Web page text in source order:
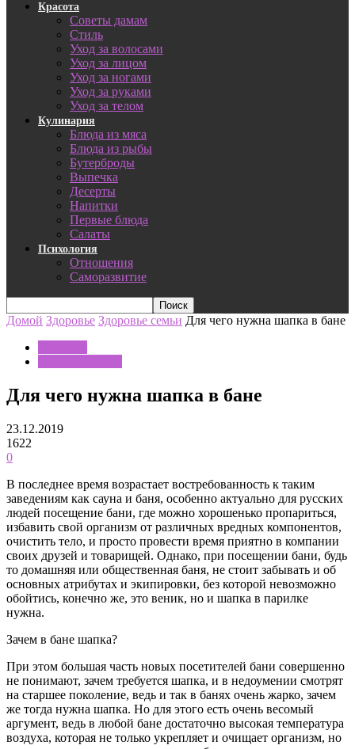
Красота
Советы дамам
Стиль
Уход за волосами
Уход за лицом
Уход за ногами
Уход за руками
Уход за телом
Кулинария
Блюда из мяса
Блюда из рыбы
Бутерброды
Выпечка
Десерты
Напитки
Первые блюда
Салаты
Психология
Отношения
Саморазвитие
Домой Здоровье Здоровье семьи Для чего нужна шапка в бане
Для чего нужна шапка в бане
23.12.2019
1622
0
В последнее время возрастает востребованность к таким
заведениям как сауна и баня, особенно актуально для русских
людей посещение бани, где можно хорошенько пропариться,
избавить свой организм от различных вредных компонентов,
очистить тело, и просто провести время приятно в компании
своих друзей и товарищей. Однако, при посещении бани, будь
то домашняя или общественная баня, не стоит забывать и об
основных атрибутах и экипировки, без которой невозможно
обойтись, конечно же, это веник, но и шапка в парилке
нужна.
Зачем в бане шапка?
При этом большая часть новых посетителей бани совершенно
не понимают, зачем требуется шапка, и в недоумении смотрят
на старшее поколение, ведь и так в банях очень жарко, зачем
же тогда нужна шапка. Но для этого есть очень весомый
аргумент, ведь в любой бане достаточно высокая температура
воздуха, которая не только укрепляет и очищает организм, но